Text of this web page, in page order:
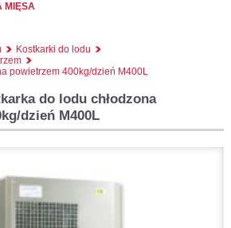
MIĘSA
Kostkarki do lodu
powietrzem 400kg/dzień M400L
do lodu chłodzona
dzień M400L